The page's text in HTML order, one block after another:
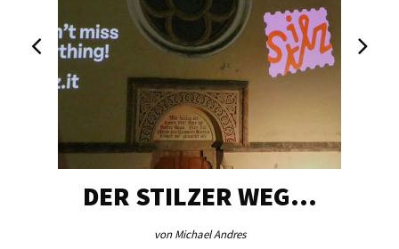
DER STILZER WEG…
von Michael Andres